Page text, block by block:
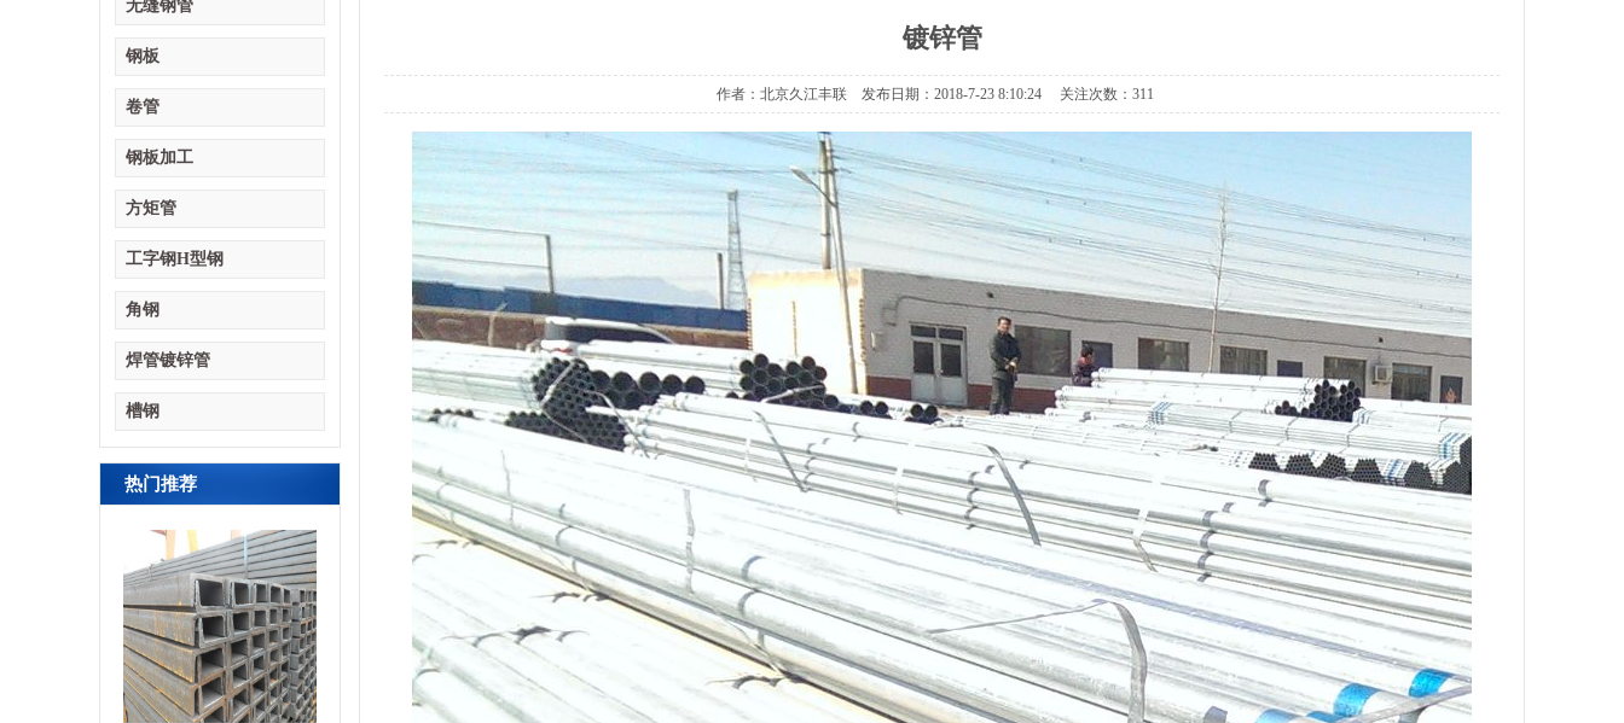
无缝钢管
钢板
卷管
钢板加工
方矩管
工字钢H型钢
角钢
焊管镀锌管
槽钢
热门推荐
镀锌管
作者：北京久江丰联 发布日期：2018-7-23 8:10:24 关注次数： 311